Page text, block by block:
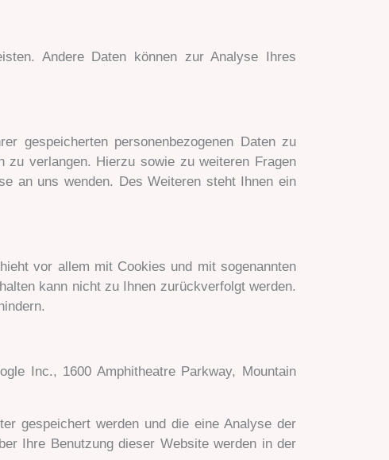
Andere Daten können zur Analyse Ihres
gespeicherten personenbezogenen Daten zu
zu verlangen. Hierzu sowie zu weiteren Fragen
an uns wenden. Des Weiteren steht Ihnen ein
vor allem mit Cookies und mit sogenannten
kann nicht zu Ihnen zurückverfolgt werden.
Inc., 1600 Amphitheatre Parkway, Mountain
gespeichert werden und die eine Analyse der
Ihre Benutzung dieser Website werden in der